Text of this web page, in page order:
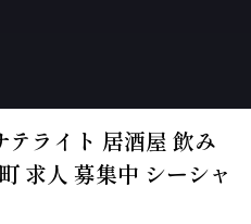
ライト 居酒屋 飲み
求人 募集中 シーシャ